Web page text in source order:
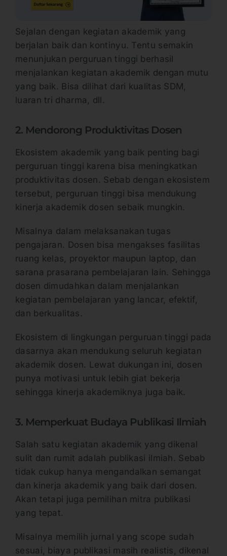
Sejalan dengan kegiatan akademik yang
berjalan baik dan kontinyu. Tentu semakin
menunjukan perguruan tinggi berhasil
menjalankan kegiatan akademik dengan mutu
yang baik. Bisa dilihat dari kualitas SDM,
luaran tri dharma, dll.
2. Mendorong Produktivitas Dosen
Ekosistem akademik yang baik penting bagi
perguruan tinggi karena bisa meningkatkan
produktivitas dosen. Sebab dengan ekosistem
tersebut, perguruan tinggi bisa mendukung
kinerja akademik dosen sebaik mungkin.
Misalnya dalam melaksanakan tugas
pengajaran. Dosen bisa mengakses fasilitas
ruang kelas, proyektor maupun laptop, dan
sarana prasarana pembelajaran lain. Sehingga
dosen dimudahkan dalam menjalankan
kegiatan pembelajaran yang lancar, efektif,
dan berkualitas.
Ekosistem di lingkungan perguruan tinggi pada
dasarnya akan mendukung seluruh kegiatan
akademik dosen. Lewat dukungan ini, dosen
punya motivasi untuk lebih giat bekerja
sehingga kinerja akademiknya juga baik.
3. Memperkuat Budaya Publikasi Ilmiah
Salah satu kegiatan akademik yang dikenal
sulit dan rumit adalah publikasi ilmiah. Sebab
tidak cukup hanya mengandalkan semangat
dan kinerja akademik yang baik dari dosen.
Akan tetapi juga pemilihan mitra publikasi
yang tepat.
Misalnya memilih jurnal yang scope sudah
sesuai, biaya publikasi masih realistis, dikenal